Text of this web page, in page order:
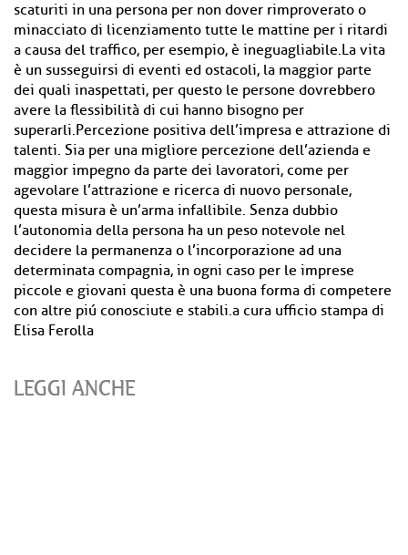
scaturiti in una persona per non dover rimproverato o
minacciato di licenziamento tutte le mattine per i ritardi
a causa del traffico, per esempio, è ineguagliabile.La vita
è un susseguirsi di eventi ed ostacoli, la maggior parte
dei quali inaspettati, per questo le persone dovrebbero
avere la flessibilità di cui hanno bisogno per
superarli.Percezione positiva dell’impresa e attrazione di
talenti. Sia per una migliore percezione dell’azienda e
maggior impegno da parte dei lavoratori, come per
agevolare l’attrazione e ricerca di nuovo personale,
questa misura è un’arma infallibile. Senza dubbio
l’autonomia della persona ha un peso notevole nel
decidere la permanenza o l’incorporazione ad una
determinata compagnia, in ogni caso per le imprese
piccole e giovani questa è una buona forma di competere
con altre piú conosciute e stabili.a cura ufficio stampa di
Elisa Ferolla
LEGGI ANCHE